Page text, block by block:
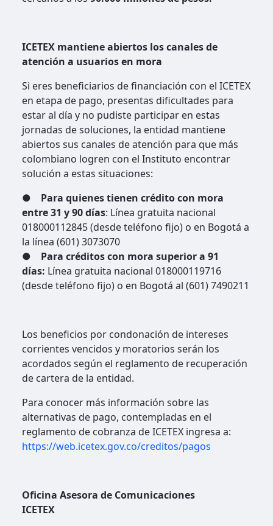
ICETEX mantiene abiertos los canales de
atención a usuarios en mora
Si eres beneficiarios de financiación con el ICETEX
en etapa de pago, presentas dificultades para
estar al día y no pudiste participar en estas
jornadas de soluciones, la entidad mantiene
abiertos sus canales de atención para que más
colombiano logren con el Instituto encontrar
solución a estas situaciones:
● Para quienes tienen crédito con mora
entre 31 y 90 días: Línea gratuita nacional
018000112845 (desde teléfono fijo) o en Bogotá a
la línea (601) 3073070
● Para créditos con mora superior a 91
días: Línea gratuita nacional 018000119716
(desde teléfono fijo) o en Bogotá al (601) 7490211
Los beneficios por condonación de intereses
corrientes vencidos y moratorios serán los
acordados según el reglamento de recuperación
de cartera de la entidad.
Para conocer más información sobre las
alternativas de pago, contempladas en el
reglamento de cobranza de ICETEX ingresa a:
https://web.icetex.gov.co/creditos/pagos
Oficina Asesora de Comunicaciones
ICETEX